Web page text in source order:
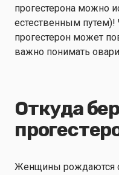
прогестерона можно
естественным путем)!
прогестерон может
важно понимать
Откуда
Женщины рождаются